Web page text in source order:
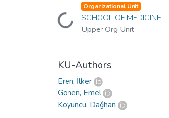
Loading...
Organizational Unit
SCHOOL OF MEDICINE
Upper Org Unit
KU-Authors
Eren, İlker
Gönen, Emel
Koyuncu, Dağhan